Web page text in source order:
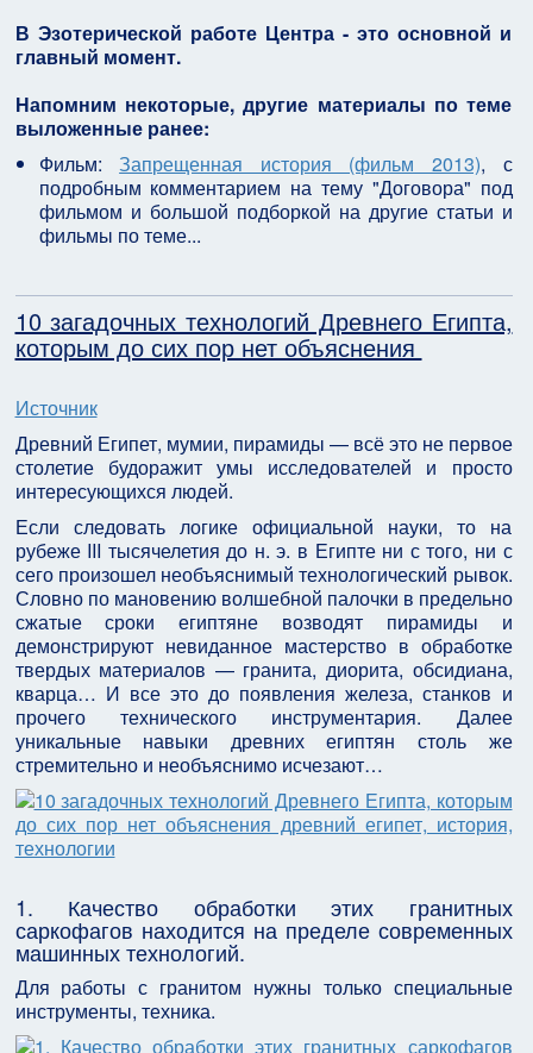
В Эзотерической работе Центра - это основной и
главный момент.
Напомним некоторые, другие материалы по теме
выложенные ранее:
Фильм:Запрещенная история (фильм 2013), с
подробным комментарием на тему "Договора" под
фильмом и большой подборкой на другие статьи и
фильмы по теме...
10 загадочных технологий Древнего Египта,
которым до сих пор нет объяснения
Источник
Древний Египет, мумии, пирамиды — всё это не первое
столетие будоражит умы исследователей и просто
интересующихся людей.
Если следовать логике официальной науки, то на
рубеже III тысячелетия до н. э. в Египте ни с того, ни с
сего произошел необъяснимый технологический рывок.
Словно по мановению волшебной палочки в предельно
сжатые сроки египтяне возводят пирамиды и
демонстрируют невиданное мастерство в обработке
твердых материалов — гранита, диорита, обсидиана,
кварца… И все это до появления железа, станков и
прочего технического инструментария. Далее
уникальные навыки древних египтян столь же
стремительно и необъяснимо исчезают…
1. Качество обработки этих гранитных
саркофагов находится на пределе современных
машинных технологий.
Для работы с гранитом нужны только специальные
инструменты, техника.